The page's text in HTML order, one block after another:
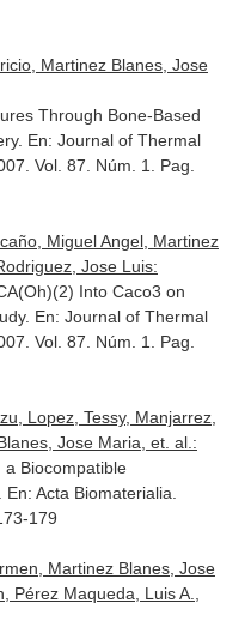
Martinez Blanes, Jose
Through Bone-Based
En: Journal of Thermal
Vol. 87. Núm. 1. Pag.
Miguel Angel, Martinez
Jose Luis:
Into Caco3 on
En: Journal of Thermal
Vol. 87. Núm. 1. Pag.
Lopez, Tessy, Manjarrez,
Jose Maria, et. al.:
Biocompatible
En: Acta Biomaterialia
179
Martinez Blanes, Jose
Pérez Maqueda, Luis A.,